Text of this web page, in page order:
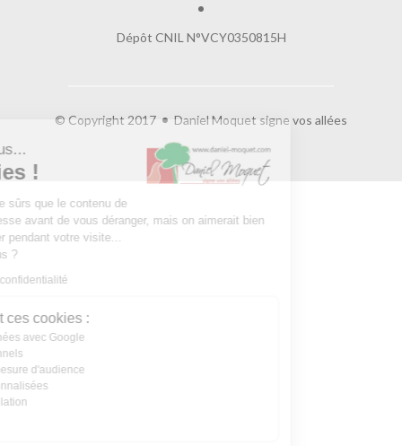
Dépôt CNIL N°VCY0350815H
© Copyright 2017 Daniel Moquet signe vos allées
Salut c'est nous...
les Cookies !
On a attendu d'être sûrs que le contenu de
ce site vous intéresse avant de vous déranger, mais on aimerait bien
vous accompagner pendant votre visite...
Lire la politique de confidentialité
À quoi servent ces cookies :
Partage de données avec Google
Statistiques et mesure d'audience
Annonces personnalisées